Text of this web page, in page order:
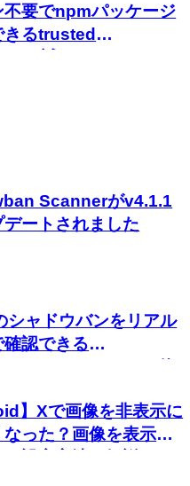
不要でnpmパッケージ
きるtrusted
Scannerがv4.1.1
デートされました
シャドウバンをリアル
確認できる
Scanner」の使
】Xで画像を非表示に
なった？画像を表示し
設定方法を解説